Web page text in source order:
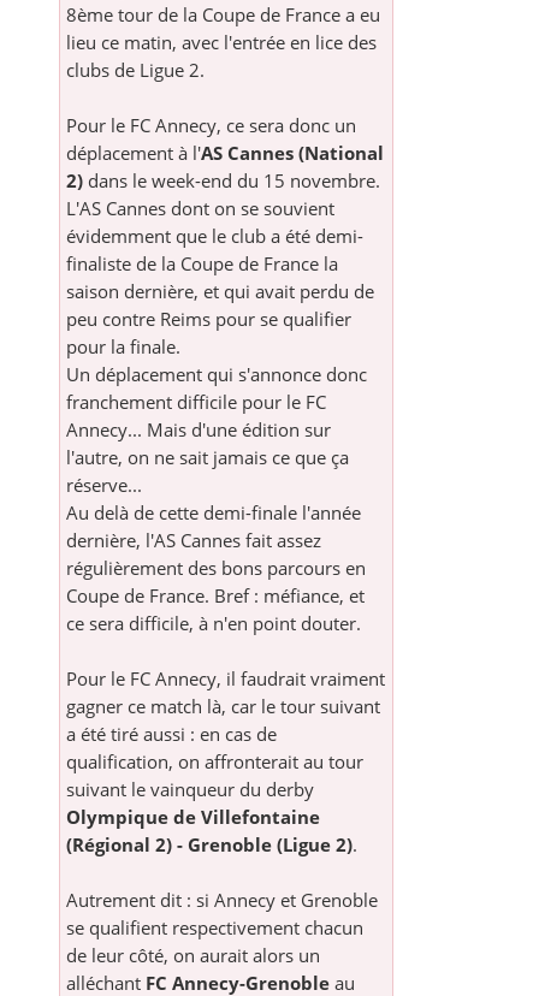
8ème tour de la Coupe de France a eu
lieu ce matin, avec l'entrée en lice des
clubs de Ligue 2.
Pour le FC Annecy, ce sera donc un
déplacement à l'AS Cannes (National
2) dans le week-end du 15 novembre.
L'AS Cannes dont on se souvient
évidemment que le club a été demi-
finaliste de la Coupe de France la
saison dernière, et qui avait perdu de
peu contre Reims pour se qualifier
pour la finale.
Un déplacement qui s'annonce donc
franchement difficile pour le FC
Annecy... Mais d'une édition sur
l'autre, on ne sait jamais ce que ça
réserve...
Au delà de cette demi-finale l'année
dernière, l'AS Cannes fait assez
régulièrement des bons parcours en
Coupe de France. Bref : méfiance, et
ce sera difficile, à n'en point douter.
Pour le FC Annecy, il faudrait vraiment
gagner ce match là, car le tour suivant
a été tiré aussi : en cas de
qualification, on affronterait au tour
suivant le vainqueur du derby
Olympique de Villefontaine
(Régional 2) - Grenoble (Ligue 2).
Autrement dit : si Annecy et Grenoble
se qualifient respectivement chacun
de leur côté, on aurait alors un
alléchant FC Annecy-Grenoble au